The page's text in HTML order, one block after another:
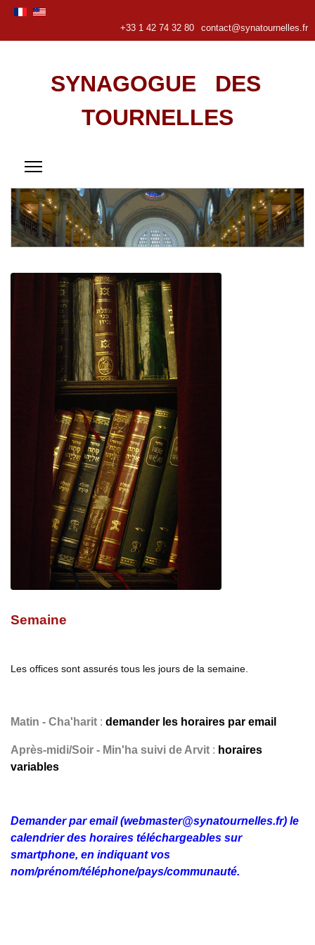
+33 1 42 74 32 80 contact@synatournelles.fr
SYNAGOGUE DES
TOURNELLES
Semaine
Les offices sont assurés tous les jours de la semaine.
Matin - Cha'harit : demander les horaires par email
Après-midi/Soir - Min'ha suivi de Arvit : horaires
variables
Demander par email (webmaster@synatournelles.fr) le
calendrier des horaires téléchargeables sur
smartphone, en indiquant vos
nom/prénom/téléphone/pays/communauté.